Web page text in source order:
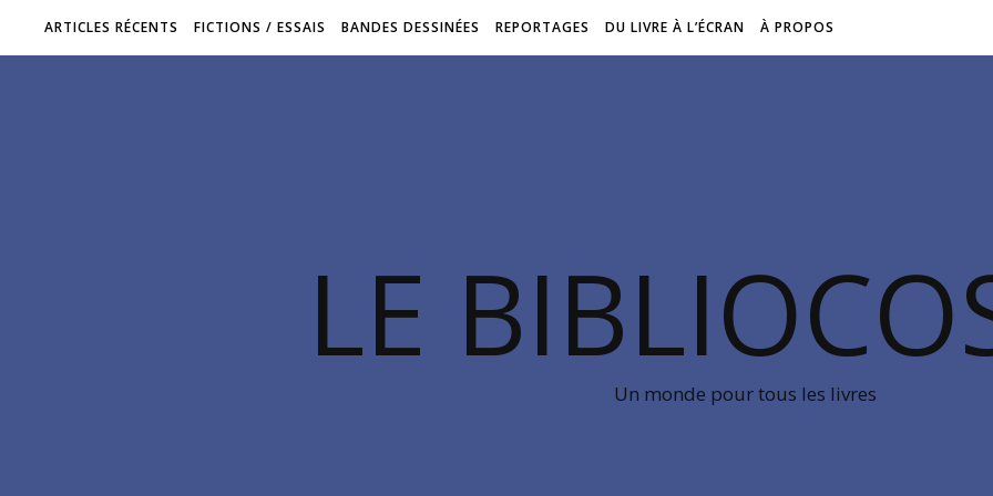
ARTICLES RÉCENTS FICTIONS / ESSAIS BANDES DESSINÉES REPORTAGES DU LIVRE À L’ÉCRAN À PROPOS
LE
Un monde pour tous les livres